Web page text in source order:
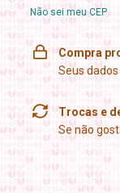
Não sei meu CEP
Compra
Seus
Trocas e
Se não